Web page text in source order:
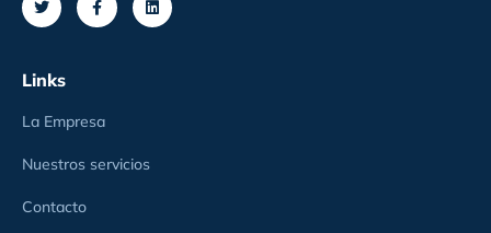
Links
La Empresa
Nuestros servicios
Contacto